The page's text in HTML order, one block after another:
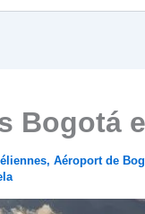
Bogotá
, Aéroport de